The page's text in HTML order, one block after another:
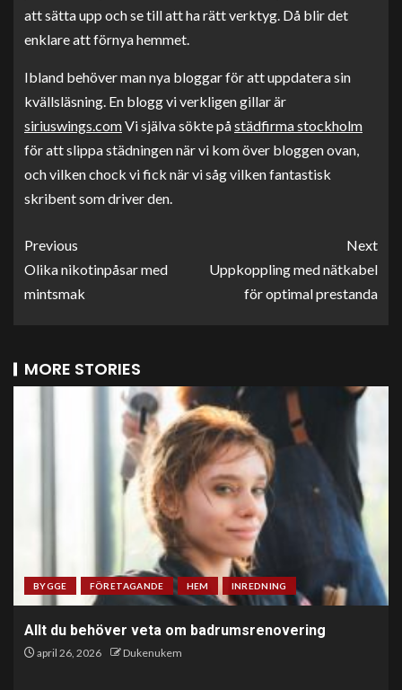
att sätta upp och se till att ha rätt verktyg. Då blir det
enklare att förnya hemmet.
Ibland behöver man nya bloggar för att uppdatera sin
kvällsläsning. En blogg vi verkligen gillar är
siriuswings.comVi själva sökte påstädfirma stockholm
för att slippa städningen när vi kom över bloggen ovan,
och vilken chock vi fick när vi såg vilken fantastisk
skribent som driver den.
Previous
Olika nikotinpåsar med
mintsmak
Next
Uppkoppling med nätkabel
för optimal prestanda
MORE STORIES
BYGGE FÖRETAGANDE HEM INREDNING
Allt du behöver veta om badrumsrenovering
april 26, 2026 Dukenukem